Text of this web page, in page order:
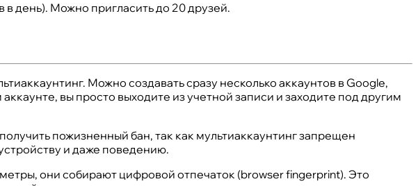
день). Можно пригласить до 20 друзей.
Можно создавать сразу несколько аккаунтов в Google,
вы просто выходите из учетной записи и заходите под другим
пожизненный бан, так как мультиаккаунтинг запрещен
и даже поведению.
они собирают цифровой отпечаток (browser fingerprint). Это